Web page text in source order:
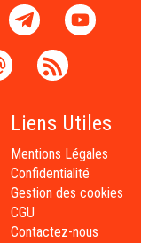
Liens Utiles
Mentions Légales
Confidentialité
Gestion des cookies
CGU
Contactez-nous